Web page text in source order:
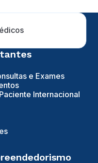
e Exames
Internacional